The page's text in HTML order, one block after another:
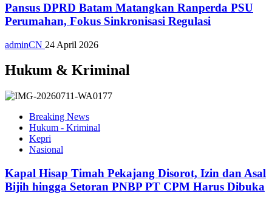
Pansus DPRD Batam Matangkan Ranperda PSU
Perumahan, Fokus Sinkronisasi Regulasi
adminCN 24 April 2026
Hukum & Kriminal
Breaking News
Hukum - Kriminal
Kepri
Nasional
Kapal Hisap Timah Pekajang Disorot, Izin dan Asal
Bijih hingga Setoran PNBP PT CPM Harus Dibuka